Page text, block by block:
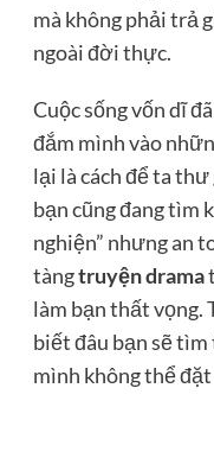
mà không phải trả
ngoài đời thực.
Cuộc sống vốn dĩ
đắm mình vào
lại là cách để ta
bạn cũng đang tìm
nghiện” nhưng an
tàngtruyện drama
làm bạn thất vọng.
biết đâu bạn sẽ
mình không thể